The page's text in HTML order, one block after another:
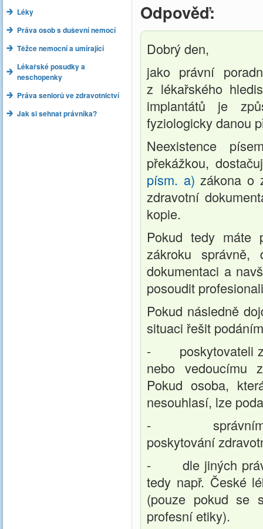
Léky
Práva osob s duševní nemocí
Těžce nemocní a umírající
Lékařské posudky a
neschopenky
Práva seniorů ve zdravotnictví
Jak si sehnat právníka?
Odpověď:
Dobrý den,
jako právní
z lékařského
implantátů je
fyziologicky danou
Neexistence
překážkou,
písm. a) zákona o
zdravotní
kopie.
Pokud tedy máte
zákroku
dokumentaci a
posoudit
Pokud následně
situaci řešit
- poskytovateli
nebo vedoucímu
Pokud osoba,
nesouhlasí, lze
- správnímu
poskytování
- dle jiných
tedy např. České
(pouze pokud se
profesní etiky).